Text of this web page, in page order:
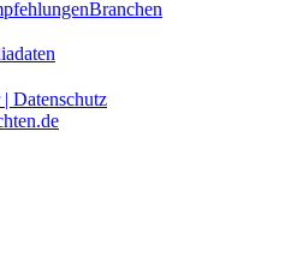
Branchen
Datenschutz